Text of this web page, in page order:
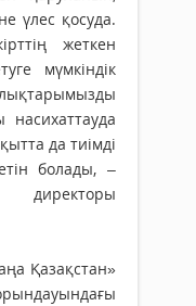
үлес қосу­да.
жеткен
мүмкіндік
да тиімді
болады, –
Қазақстан»